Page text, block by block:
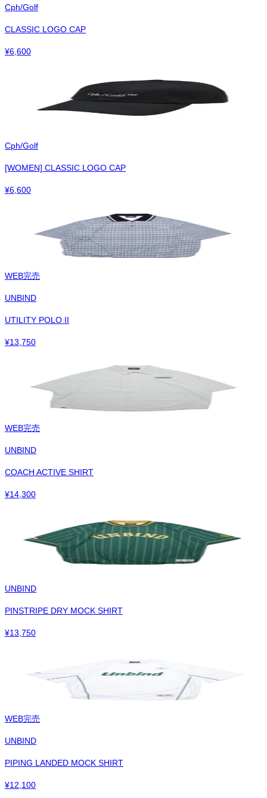
Cph/Golf
CLASSIC LOGO CAP
¥6,600
Cph/Golf
[WOMEN] CLASSIC LOGO CAP
¥6,600
WEB完売
UNBIND
UTILITY POLO II
¥13,750
WEB完売
UNBIND
COACH ACTIVE SHIRT
¥14,300
UNBIND
PINSTRIPE DRY MOCK SHIRT
¥13,750
WEB完売
UNBIND
PIPING LANDED MOCK SHIRT
¥12,100